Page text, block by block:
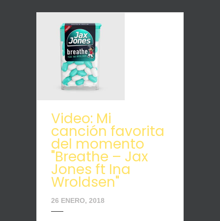
Video: Mi
canción favorita
del momento
"Breathe – Jax
Jones ft Ina
Wroldsen"
26 ENERO, 2018